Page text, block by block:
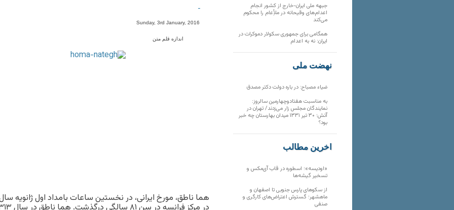
-
Sunday, 3rd January, 2016
اندازه قلم متن
جبهه ملی ایران-خارج از کشور انجام
اعدام‌های وقیحانه در ملأِعام را محکوم
می‌کند
همگامی برای جمهوری سکولار دموکرات در
ایران: نه به اعدام
نهضت ملی
ضیاء مصباح: در باره دولت دکتر مصدق
به مناسبت هفتادوچهارمین سالروز:
نمایندگان مجلس زار می‌زدند/ تهران در
آتش؛ ۳۰ تیر ۱۳۳۱ میدان بهارستان چه خبر
بود؟
آخرین مطالب
«اودیسه»؛ اسطوره در قاب آی‌مکس و
تسخیر گیشه‌ها
از سکوهای پارس جنوبی تا اصفهان و
ماهشهر؛ گسترش اعتراض‌های کارگری و
صنفی